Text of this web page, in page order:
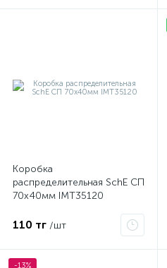
Коробка
распределительная SchE СП
70х40мм IMT35120
110 тг /шт
-13%